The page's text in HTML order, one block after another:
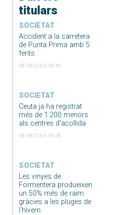
titulars
SOCIETAT
Accident a la carretera
de Punta Prima amb 5
ferits
08/08/2026 08:46
SOCIETAT
Ceuta ja ha registrat
més de 1.200 menors
als centres d’acollida
08/08/2026 06:38
SOCIETAT
Les vinyes de
Formentera produeixen
un 50% més de raïm
gràcies a les pluges de
l’hivern